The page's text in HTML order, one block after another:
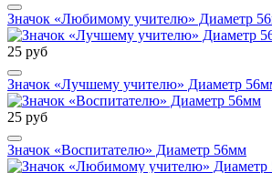
Значок «Любимому учителю» Диаметр
25 руб
Значок «Лучшему учителю» Диаметр
25 руб
Значок «Воспитателю» Диаметр 56мм